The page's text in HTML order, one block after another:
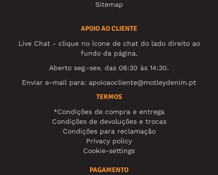
Sitemap
APOIO AO CLIENTE
Live Chat - clique no ícone de chat do lado direito ao
fundo da página.
Aberto seg.-sex. das 06:30 às 14:30.
Enviar e-mail para: apoioaocliente@motleydenim.pt
TERMOS
*Condições de compra e entrega
Condições de devoluções e trocas
Condições para reclamação
Privacy policy
Cookie-settings
PAGAMENTO